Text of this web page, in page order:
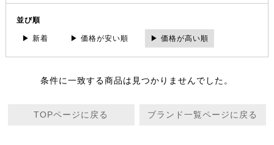
並び順
▶ 新着 ▶ 価格が安い順 ▶ 価格が高い順
条件に一致する商品は見つかりませんでした。
TOPページに戻る ブランド一覧ページに戻る